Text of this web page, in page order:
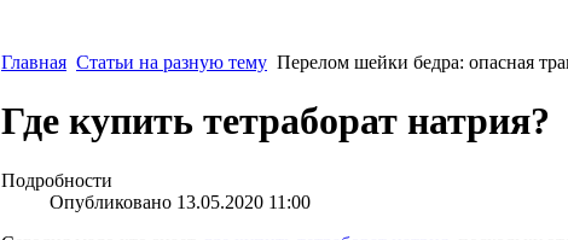
Главная Статьи на разную тему Перелом шейки бедра: опасная
Где купить тетраборат натрия?
Подробности
Опубликовано 13.05.2020 11:00